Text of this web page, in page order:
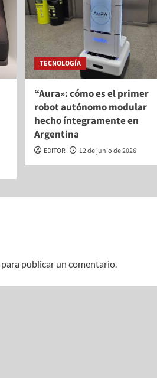
TECNOLOGÍA
“Aura»: cómo es el primer
robot autónomo modular
hecho íntegramente en
Argentina
EDITOR 12 de junio de 2026
para publicar un comentario.